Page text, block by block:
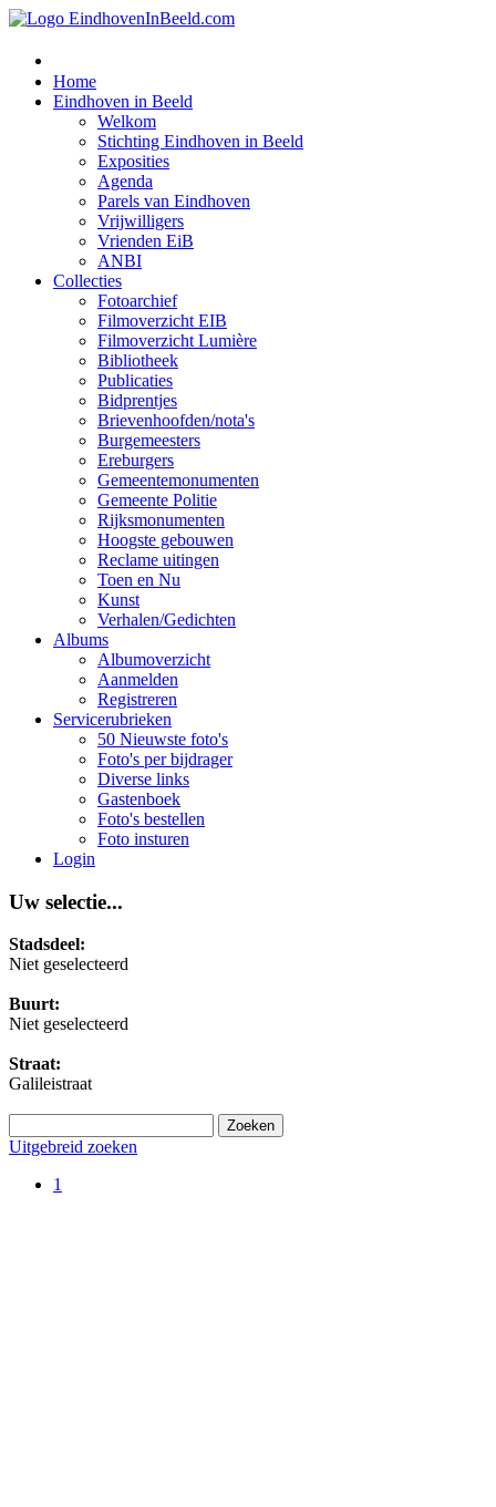
Home
Eindhoven in Beeld
Welkom
Stichting Eindhoven in Beeld
Exposities
Agenda
Parels van Eindhoven
Vrijwilligers
Vrienden EiB
ANBI
Collecties
Fotoarchief
Filmoverzicht EIB
Filmoverzicht Lumière
Bibliotheek
Publicaties
Bidprentjes
Brievenhoofden/nota's
Burgemeesters
Ereburgers
Gemeentemonumenten
Gemeente Politie
Rijksmonumenten
Hoogste gebouwen
Reclame uitingen
Toen en Nu
Kunst
Verhalen/Gedichten
Albums
Albumoverzicht
Aanmelden
Registreren
Servicerubrieken
50 Nieuwste foto's
Foto's per bijdrager
Diverse links
Gastenboek
Foto's bestellen
Foto insturen
Login
Uw selectie...
Stadsdeel:
Niet geselecteerd
Buurt:
Niet geselecteerd
Straat:
Galileistraat
Uitgebreid zoeken
1